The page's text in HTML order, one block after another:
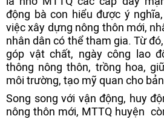
động bà con hiểu được ý
việc xây dựng nông thôn mới,
nhân dân có thể tham gia. Từ
góp vật chất, ngày công lao
thông nông thôn, trồng hoa,
môi trường, tạo mỹ quan cho bản
Song song với vận động, huy
nông thôn mới, MTTQ huyện